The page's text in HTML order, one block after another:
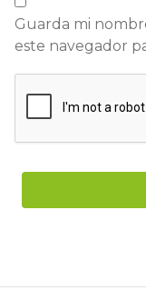
Guarda mi
este navegador